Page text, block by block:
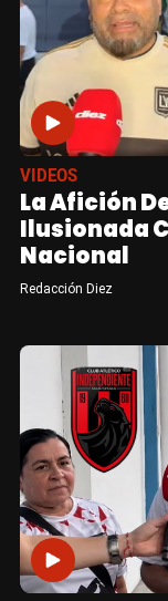
VIDEOS
La Afición
Ilusionada
Nacional
Redacción Diez